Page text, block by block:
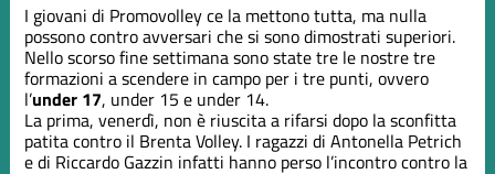
I giovani di Promovolley ce la mettono tutta, ma nulla
possono contro avversari che si sono dimostrati superiori.
Nello scorso fine settimana sono state tre le nostre tre
formazioni a scendere in campo per i tre punti, ovvero
l’under 17, under 15 e under 14.
La prima, venerdì, non è riuscita a rifarsi dopo la sconfitta
patita contro il Brenta Volley. I ragazzi di Antonella Petrich
e di Riccardo Gazzin infatti hanno perso l’incontro contro la